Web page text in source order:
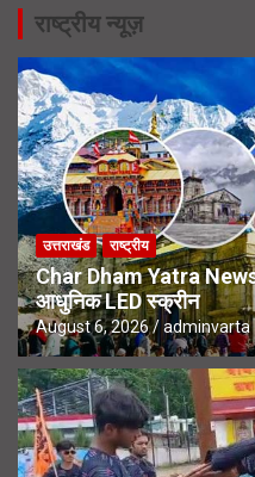
राष्ट्रीय न्यूज़
उत्तराखंड राष्ट्रीय
Char Dham Yatra News-
आधुनिक LED स्क्रीन
August 6, 2026 adminvarta